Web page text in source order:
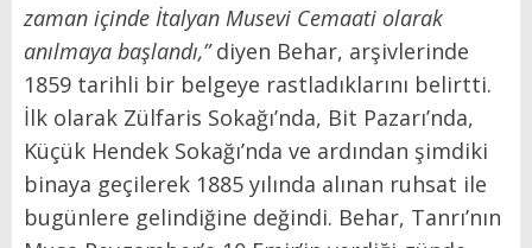
zaman içinde İtalyan Musevi Cemaati olarak
anılmaya başlandı,”diyen Behar, arşivlerinde
1859 tarihli bir belgeye rastladıklarını belirtti.
İlk olarak Zülfaris Sokağı’nda, Bit Pazarı’nda,
Küçük Hendek Sokağı’nda ve ardından şimdiki
binaya geçilerek 1885 yılında alınan ruhsat ile
bugünlere gelindiğine değindi. Behar, Tanrı’nın